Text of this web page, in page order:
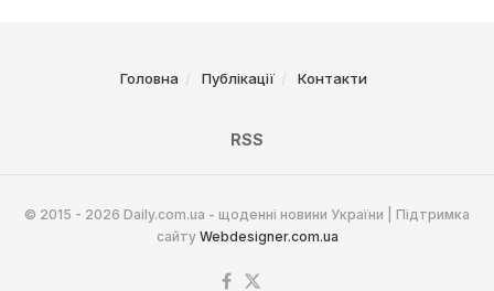
Головна Публікації Контакти
RSS
© 2015 - 2026 Daily.com.ua - щоденні новини України | Підтримка
сайту Webdesigner.com.ua